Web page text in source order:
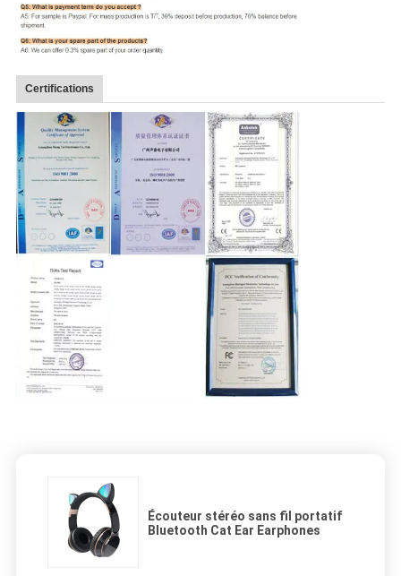
Certifications
Écouteur stéréo sans fil portatif
Bluetooth Cat Ear Earphones